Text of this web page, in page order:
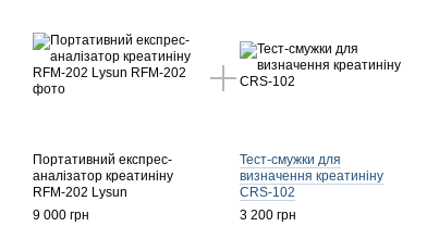
Портативний експрес-
аналізатор креатиніну
RFM-202 Lysun
9 000 грн
Тест-смужки для
визначення креатиніну
CRS-102
3 200 грн